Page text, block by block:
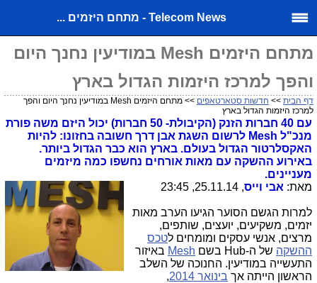
Telecom News - מתחם היזמים ...
מתחם היזמים Mesh במודיעין נחנך היום
והפך למרכז היזמות הגדול בארץ
דף הבית >> חדשות סטארטאפים
>> מתחם היזמים Mesh במודיעין נחנך היום והפך
למרכז היזמות הגדול בארץ
עם 40 חברות הזנק (הקיבולת- 50 חברות) יכול היזם משה פורת
מנכ"ל Mesh לרשום השגת אבן דרך חשובה בחזונו: להיות
האקסלרטור הגדול בעולם. בארץ הוא כבר הגדול ביותר.
באירוע ההשקה עם מאות אורחים נחשפו כמה מיזמים
מעניינים.
מאת: אבי וייס, 25.11.14, 23:45
למרות הגשם הסוער הגיעו הערב מאות
יזמים, משקיעים, יועצים, שותפים,
מרצים, אנשי עסקים ומומחים לטכס
ההשקה של ה-Hub בשם Mesh באיזור
התעשייה במודיעין. החנוכה של השלב
הראשון הייתה אך בינואר 2014 ,